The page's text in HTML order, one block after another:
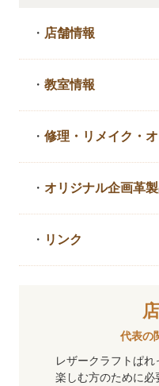
・ 店舗情報
・教室情報
・修理・リメイク・
・ オリジナル企画革
・ リンク
代表の
レザークラフトぱ
楽しむ方のために必